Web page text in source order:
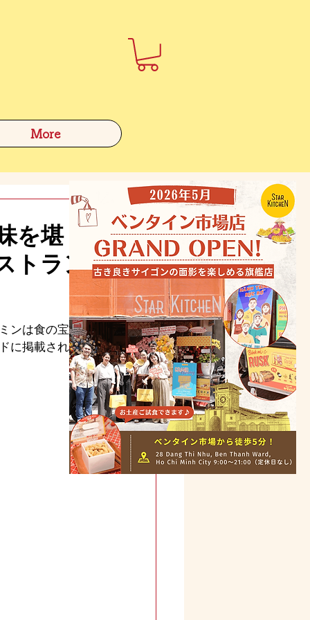
More
を堪
トラン
ンは食の宝
に掲載された